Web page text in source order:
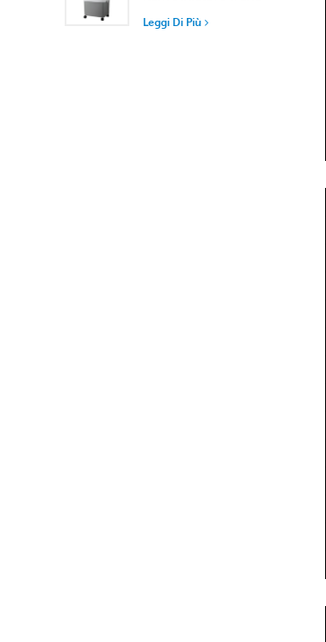
portatile industriale
Leggi Di Più